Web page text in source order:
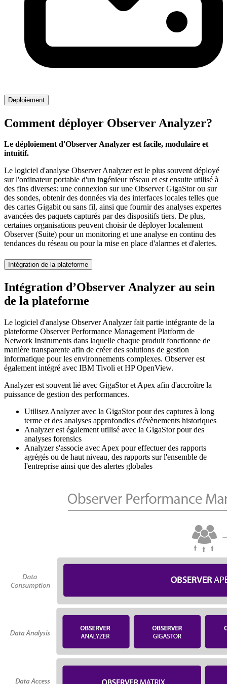
Deploiement
Comment déployer Observer Analyzer?
Le déploiement d'Observer Analyzer est facile, modulaire et
intuitif.
Le logiciel d'analyse Observer Analyzer est le plus souvent déployé
sur l'ordinateur portable d'un ingénieur réseau et est ensuite utilisé à
des fins diverses: une connexion sur une Observer GigaStor ou sur
des sondes, obtenir des données via des interfaces locales telles que
des cartes Gigabit ou sans fil, ainsi que fournir des analyses expertes
avancées des paquets capturés par des dispositifs tiers. De plus,
certaines organisations peuvent choisir de déployer localement
Observer (Suite) pour un monitoring et une analyse en continu des
tendances du réseau ou pour la mise en place d'alarmes et d'alertes.
Intégration de la plateforme
Intégration d’Observer Analyzer au sein
de la plateforme
Le logiciel d'analyse Observer Analyzer fait partie intégrante de la
plateforme Observer Performance Management Platform de
Network Instruments dans laquelle chaque produit fonctionne de
manière transparente afin de créer des solutions de gestion
informatique pour les environnements complexes. Observer est
également intégré avec IBM Tivoli et HP OpenView.
Analyzer est souvent lié avec GigaStor et Apex afin d'accroître la
puissance de gestion des performances.
Utilisez Analyzer avec la GigaStor pour des captures à long
terme et des analyses approfondies d'évènements historiques
Analyzer est également utilisé avec la GigaStor pour des
analyses forensics
Analyzer s'associe avec Apex pour effectuer des rapports
agrégés ou de haut niveau, des rapports sur l'ensemble de
l'entreprise ainsi que des alertes globales